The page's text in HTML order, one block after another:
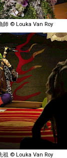
師 © Louka Van Roy
祖 © Louka Van Roy